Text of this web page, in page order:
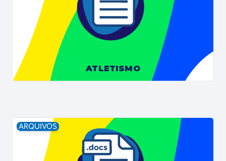
ATLETISMO
ARQUIVOS